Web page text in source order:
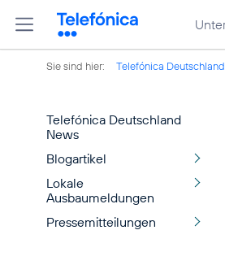
Sie sind hier: Telefónica Deutschland
Telefónica Deutschland
News
Blogartikel
Lokale
Ausbaumeldungen
Pressemitteilungen